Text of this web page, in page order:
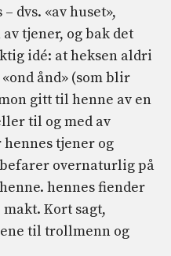
dvs. «av huset»,
tjener, og bak det
idé: at heksen aldri
ånd» (som blir
gitt til henne av en
til og med av
tjener og
overnaturlig på
hennes fiender
Kort sagt,
til trollmenn og